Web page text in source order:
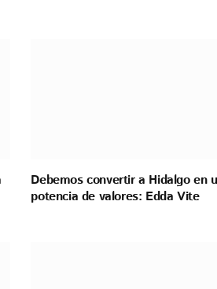
Debemos convertir a Hidalgo en
potencia de valores: Edda Vite